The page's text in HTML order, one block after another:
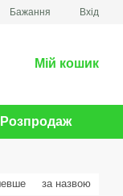
Бажання Вхід
Мій кошик
Розпродаж
за назвою